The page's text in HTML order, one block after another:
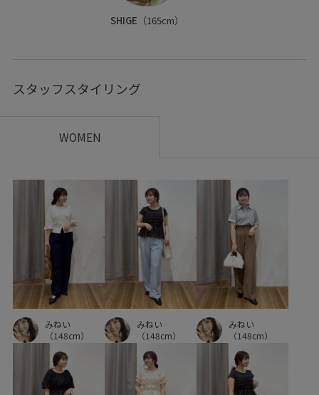
SHIGE （165cm）
スタッフスタイリング
WOMEN
みねい
（148cm）
みねい
（148cm）
みねい
（148cm）